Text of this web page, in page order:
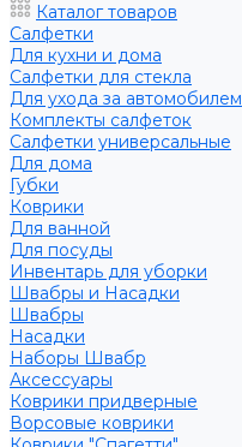
Каталог товаров
Салфетки
Для кухни и дома
Салфетки для стекла
Для ухода за автомобилем
Комплекты салфеток
Салфетки универсальные
Для дома
Губки
Коврики
Для ванной
Для посуды
Инвентарь для уборки
Швабры и Насадки
Швабры
Насадки
Наборы Швабр
Аксессуары
Коврики придверные
Ворсовые коврики